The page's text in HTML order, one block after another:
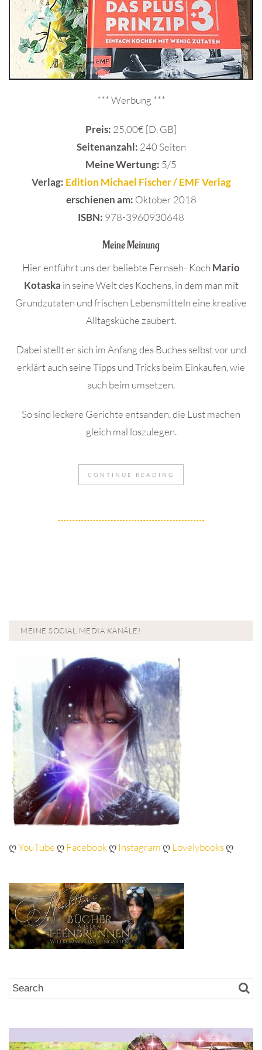
*** Werbung ***
Preis: 25,00€ [D, GB]
Seitenanzahl: 240 Seiten
Meine Wertung: 5/5
Verlag: Edition Michael Fischer / EMF Verlag
erschienen am: Oktober 2018
ISBN: 978-3960930648
Meine Meinung
Hier entführt uns der beliebte Fernseh- Koch Mario
Kotaska in seine Welt des Kochens, in dem man mit
Grundzutaten und frischen Lebensmitteln eine kreative
Alltagsküche zaubert.
Dabei stellt er sich im Anfang des Buches selbst vor und
erklärt auch seine Tipps und Tricks beim Einkaufen, wie
auch beim umsetzen.
So sind leckere Gerichte entsanden, die Lust machen
gleich mal loszulegen.
CONTINUE READING
MEINE SOCIAL MEDIA KANÄLE!
ღYouTubeღFacebookღ InstagramღLovelybooksღ